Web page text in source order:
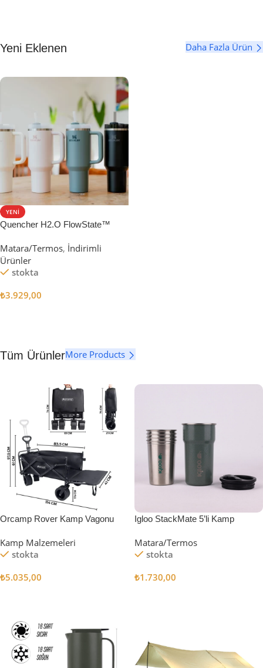
Yeni Eklenen Daha Fazla Ürün
YENI
Quencher H2.O FlowState™
Matara/Termos, İndirimli
Ürünler
stokta
₺3.929,00
Tüm ÜrünlerMore Products
Orcamp Rover Kamp Vagonu
Kamp Malzemeleri
stokta
₺5.035,00
Igloo StackMate 5’li Kamp
Matara/Termos
stokta
₺1.730,00